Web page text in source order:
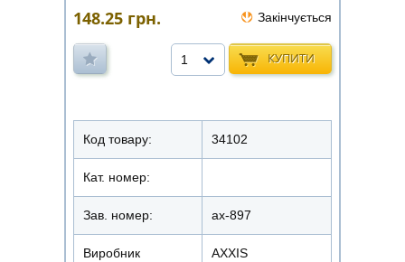
148.25 грн. Закінчується
КУПИТИ
1
Код товару: 34102
Кат. номер:
Зав. номер: ax-897
Виробник AXXIS